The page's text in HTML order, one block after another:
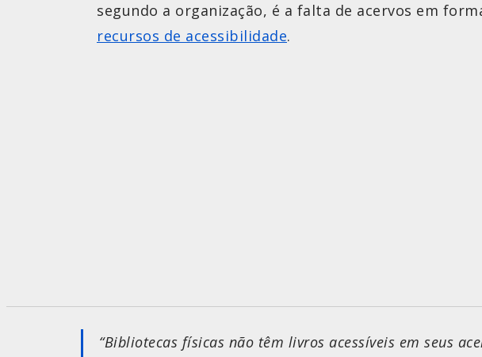
segundo a organização, é a falta de acervos em
recursos de acessibilidade.
“Bibliotecas físicas não têm livros acessíveis em seus